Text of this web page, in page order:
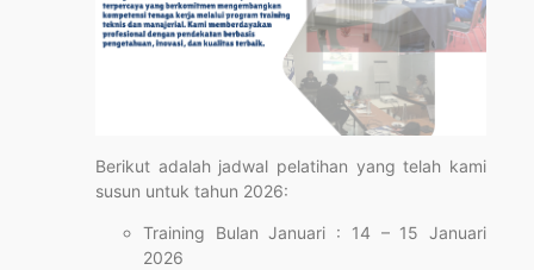
Berikut adalah jadwal pelatihan yang telah kami
susun untuk tahun 2026:
Training Bulan Januari : 14 – 15 Januari
2026